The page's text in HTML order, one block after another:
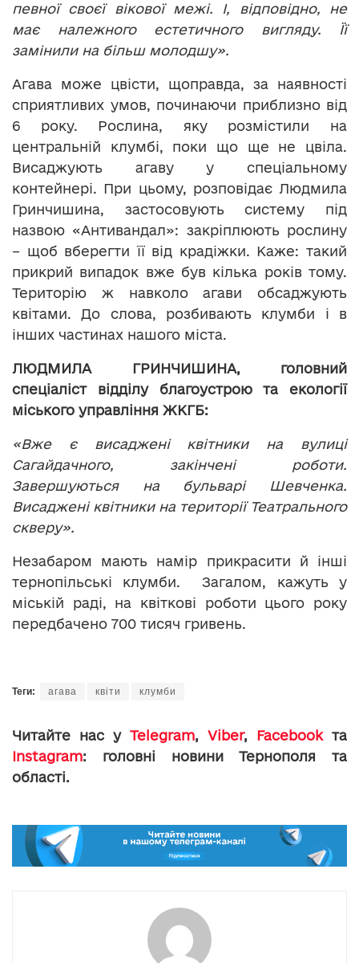
певної своєї вікової межі. І, відповідно, не
має належного естетичного вигляду. Її
замінили на більш молодшу».
Агава може цвісти, щоправда, за наявності
сприятливих умов, починаючи приблизно від
6 року. Рослина, яку розмістили на
центральній клумбі, поки що ще не цвіла.
Висаджують агаву у спеціальному
контейнері. При цьому, розповідає Людмила
Гринчишина, застосовують систему під
назвою «Антивандал»: закріплюють рослину
– щоб вберегти її від крадіжки. Каже: такий
прикрий випадок вже був кілька років тому.
Територію ж навколо агави обсаджують
квітами. До слова, розбивають клумби і в
інших частинах нашого міста.
ЛЮДМИЛА ГРИНЧИШИНА, головний
спеціаліст відділу благоустрою та екології
міського управління ЖКГБ:
«Вже є висаджені квітники на вулиці
Сагайдачного, закінчені роботи.
Завершуються на бульварі Шевченка.
Висаджені квітники на території Театрального
скверу».
Незабаром мають намір прикрасити й інші
тернопільські клумби. Загалом, кажуть у
міській раді, на квіткові роботи цього року
передбачено 700 тисяч гривень.
Теги: агава квіти клумби
Читайте нас у Telegram, Viber, Facebookта
Instagram: головні новини Тернополя та
області.